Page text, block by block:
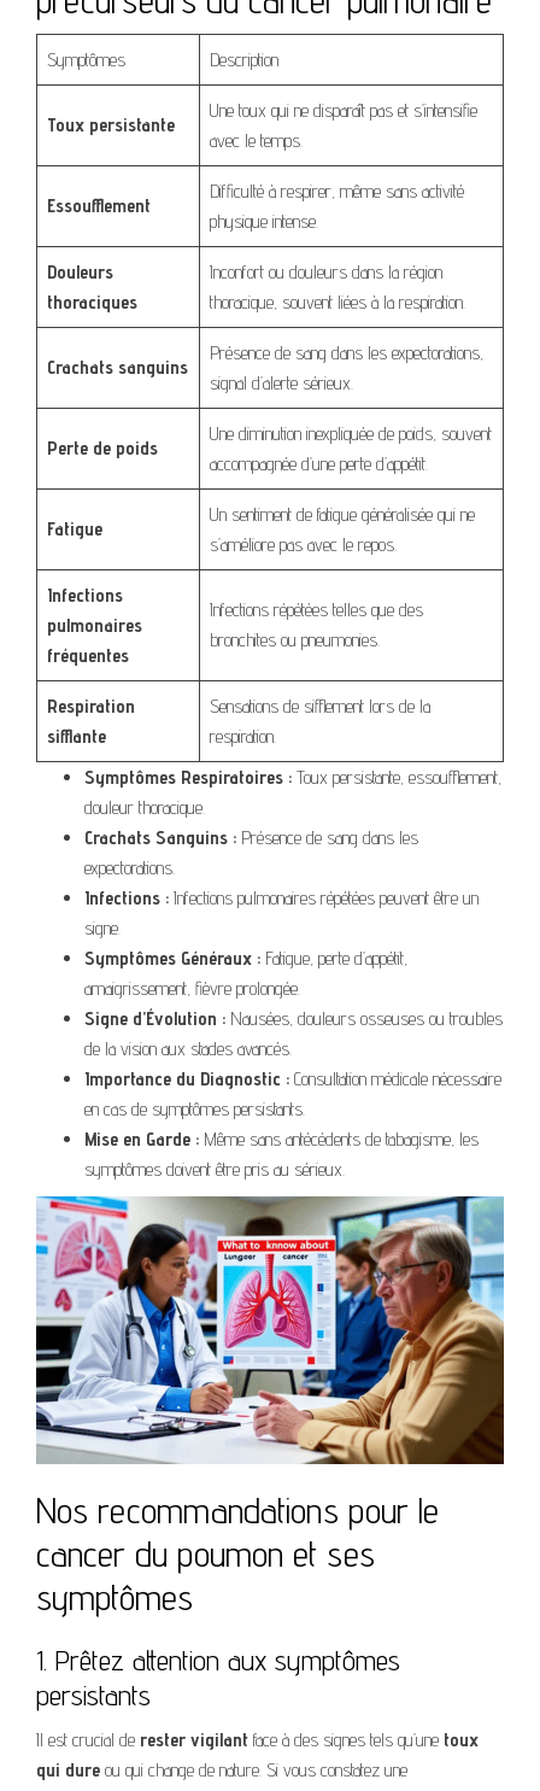
Symptômes Description
Toux persistante
Une toux qui ne disparaît pas et s’intensifie
avec le temps.
Essoufflement
Difficulté à respirer, même sans activité
physique intense.
Douleurs
thoraciques
Inconfort ou douleurs dans la région
thoracique, souvent liées à la respiration.
Crachats sanguins
Présence de sang dans les expectorations,
signal d’alerte sérieux.
Perte de poids
Une diminution inexpliquée de poids, souvent
accompagnée d’une perte d’appétit.
Fatigue
Un sentiment de fatigue généralisée qui ne
s’améliore pas avec le repos.
Infections
pulmonaires
fréquentes
Infections répétées telles que des
bronchites ou pneumonies.
Respiration
sifflante
Sensations de sifflement lors de la
respiration.
Symptômes Respiratoires : Toux persistante, essoufflement,
douleur thoracique.
Crachats Sanguins : Présence de sang dans les
expectorations.
Infections : Infections pulmonaires répétées peuvent être un
signe.
Symptômes Généraux : Fatigue, perte d’appétit,
amaigrissement, fièvre prolongée.
Signe d’Évolution : Nausées, douleurs osseuses ou troubles
de la vision aux stades avancés.
Importance du Diagnostic : Consultation médicale nécessaire
en cas de symptômes persistants.
Mise en Garde : Même sans antécédents de tabagisme, les
symptômes doivent être pris au sérieux.
Nos recommandations pour le
cancer du poumon et ses
symptômes
1. Prêtez attention aux symptômes
persistants
Il est crucial de rester vigilant face à des signes tels qu’une toux
qui dure ou qui change de nature. Si vous constatez une